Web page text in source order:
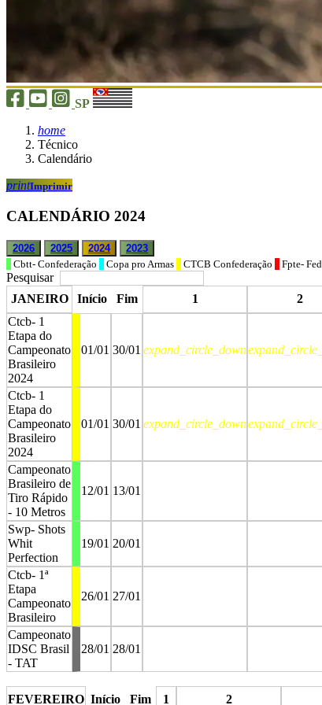
SP
home
Técnico
Calendário
printImprimir
CALENDÁRIO 2024
2026 2025 2024
2023
Cbtt- Confederação
Copa pro Armas CTCB Confederação Fpte-
Pesquisar
JANEIRO
Início Fim 1 2
Ctcb- 1
Etapa do
Campeonato
Brasileiro
2024
01/01 30/01 expand_circle_down
Ctcb- 1
Etapa do
Campeonato
Brasileiro
2024
01/01 30/01 expand_circle_down
Campeonato
Brasileiro de
Tiro Rápido
- 10 Metros
12/01 13/01
Swp- Shots
Whit
Perfection
19/01 20/01
Ctcb- 1ª
Etapa
Campeonato
Brasileiro
26/01 27/01
Campeonato
IDSC Brasil
- TAT
28/01 28/01
FEVEREIRO Início Fim 1 2